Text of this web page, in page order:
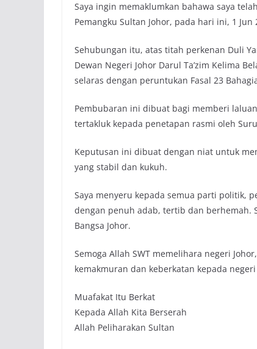
Saya ingin memaklumkan bahawa saya
Pemangku Sultan Johor, pada hari ini, 1 Jun
Sehubungan itu, atas titah perkenan Duli
Dewan Negeri Johor Darul Ta’zim Kelima
selaras dengan peruntukan Fasal 23
Pembubaran ini dibuat bagi memberi
tertakluk kepada penetapan rasmi oleh
Keputusan ini dibuat dengan niat untuk
yang stabil dan kukuh.
Saya menyeru kepada semua parti politik,
dengan penuh adab, tertib dan berhemah.
Bangsa Johor.
Semoga Allah SWT memelihara negeri
kemakmuran dan keberkatan kepada
Muafakat Itu Berkat
Kepada Allah Kita Berserah
Allah Peliharakan Sultan